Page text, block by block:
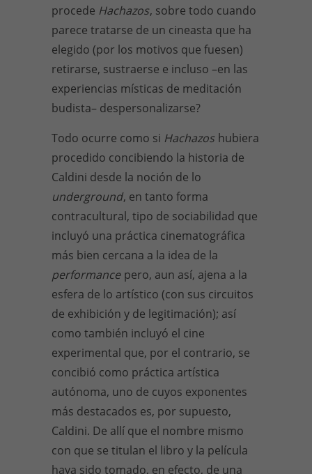
procede Hachazos, sobre todo cuando
parece tratarse de un cineasta que ha
elegido (por los motivos que fuesen)
retirarse, sustraerse e incluso –en las
experiencias místicas de meditación
budista– despersonalizarse?
Todo ocurre como si Hachazos hubiera
procedido concibiendo la historia de
Caldini desde la noción de lo
underground, en tanto forma
contracultural, tipo de sociabilidad que
incluyó una práctica cinematográfica
más bien cercana a la idea de la
performance pero, aun así, ajena a la
esfera de lo artístico (con sus circuitos
de exhibición y de legitimación); así
como también incluyó el cine
experimental que, por el contrario, se
concibió como práctica artística
autónoma, uno de cuyos exponentes
más destacados es, por supuesto,
Caldini. De allí que el nombre mismo
con que se titulan el libro y la película
haya sido tomado, en efecto, de una